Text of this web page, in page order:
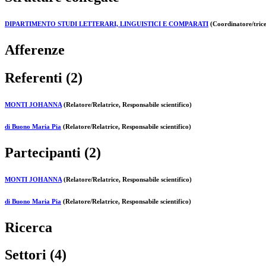
DIPARTIMENTO STUDI LETTERARI, LINGUISTICI E COMPARATI (Coordinatore/
Afferenze
Referenti (2)
MONTI JOHANNA (Relatore/Relatrice, Responsabile scientifico)
di Buono Maria Pia (Relatore/Relatrice, Responsabile scientifico)
Partecipanti (2)
MONTI JOHANNA (Relatore/Relatrice, Responsabile scientifico)
di Buono Maria Pia (Relatore/Relatrice, Responsabile scientifico)
Ricerca
Settori (4)